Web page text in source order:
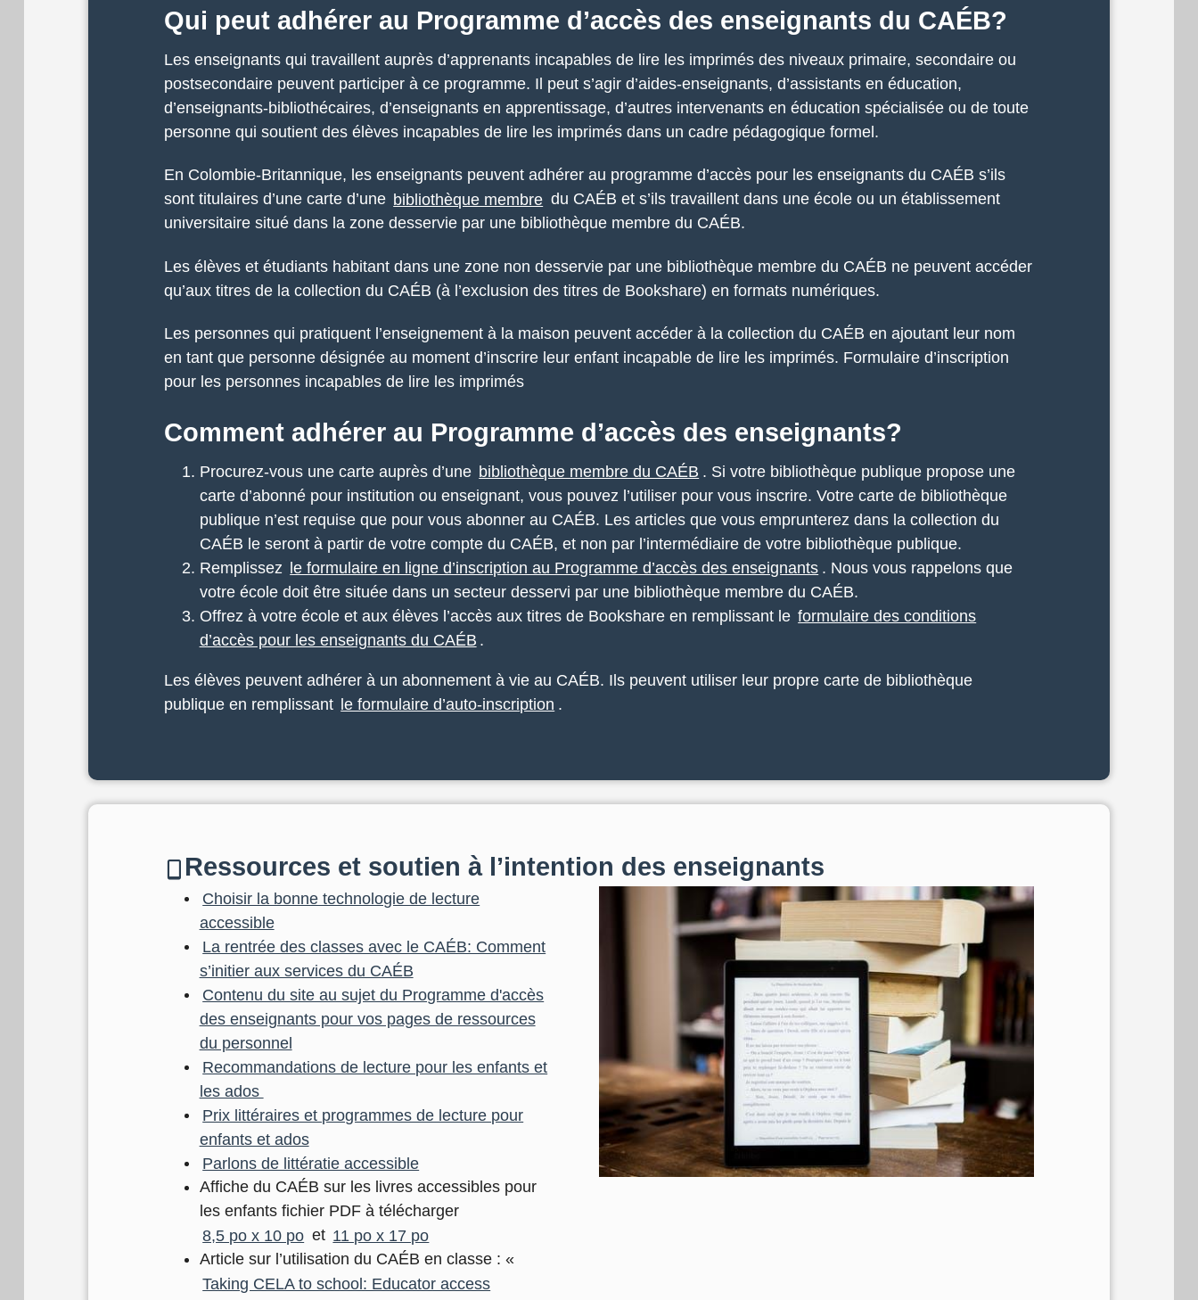
Qui peut adhérer au Programme d’accès des enseignants du CAÉB?
Les enseignants qui travaillent auprès d’apprenants incapables de lire les imprimés des niveaux primaire, secondaire ou
postsecondaire peuvent participer à ce programme. Il peut s’agir d’aides-enseignants, d’assistants en éducation,
d’enseignants-bibliothécaires, d’enseignants en apprentissage, d’autres intervenants en éducation spécialisée ou de toute
personne qui soutient des élèves incapables de lire les imprimés dans un cadre pédagogique formel.
En Colombie-Britannique, les enseignants peuvent adhérer au programme d’accès pour les enseignants du CAÉB s’ils
sont titulaires d’une carte d’une bibliothèque membre du CAÉB et s’ils travaillent dans une école ou un établissement
universitaire situé dans la zone desservie par une bibliothèque membre du CAÉB.
Les élèves et étudiants habitant dans une zone non desservie par une bibliothèque membre du CAÉB ne peuvent accéder
qu’aux titres de la collection du CAÉB (à l’exclusion des titres de Bookshare) en formats numériques.
Les personnes qui pratiquent l’enseignement à la maison peuvent accéder à la collection du CAÉB en ajoutant leur nom
en tant que personne désignée au moment d’inscrire leur enfant incapable de lire les imprimés. Formulaire d’inscription
pour les personnes incapables de lire les imprimés
Comment adhérer au Programme d’accès des enseignants?
Procurez-vous une carte auprès d’une bibliothèque membre du CAÉB . Si votre bibliothèque publique propose une
carte d’abonné pour institution ou enseignant, vous pouvez l’utiliser pour vous inscrire. Votre carte de bibliothèque
publique n’est requise que pour vous abonner au CAÉB. Les articles que vous emprunterez dans la collection du
CAÉB le seront à partir de votre compte du CAÉB, et non par l’intermédiaire de votre bibliothèque publique.
Remplissez le formulaire en ligne d’inscription au Programme d’accès des enseignants . Nous vous rappelons que
votre école doit être située dans un secteur desservi par une bibliothèque membre du CAÉB.
Offrez à votre école et aux élèves l’accès aux titres de Bookshare en remplissant le formulaire des conditions
d’accès pour les enseignants du CAÉB .
Les élèves peuvent adhérer à un abonnement à vie au CAÉB. Ils peuvent utiliser leur propre carte de bibliothèque
publique en remplissant le formulaire d’auto-inscription .
Ressources et soutien à l’intention des enseignants
Choisir la bonne technologie de lecture
accessible
La rentrée des classes avec le CAÉB: Comment
s’initier aux services du CAÉB
Contenu du site au sujet du Programme d'accès
des enseignants pour vos pages de ressources
du personnel
Recommandations de lecture pour les enfants et
les ados
Prix littéraires et programmes de lecture pour
enfants et ados
Parlons de littératie accessible
Affiche du CAÉB sur les livres accessibles pour
les enfants fichier PDF à télécharger
8,5 po x 10 po et 11 po x 17 po
Article sur l’utilisation du CAÉB en classe : «
Taking CELA to school: Educator access